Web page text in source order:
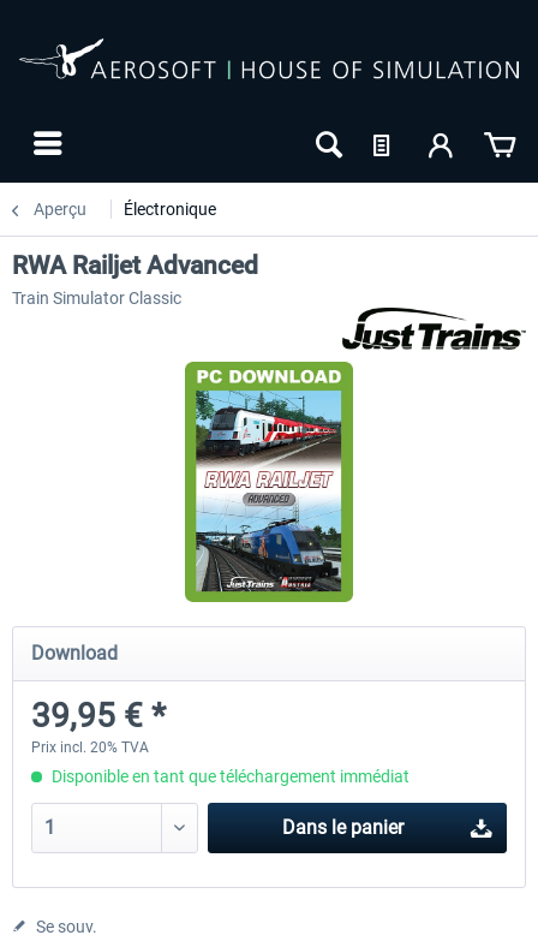
Aperçu Électronique
ICE 4 (Class 412)
35,24 € *
Stadler Flirt 3
RWA Railjet Advanced
Train Simulator Classic
Download
39,95 € *
Prix incl. 20% TVA
Disponible en tant que téléchargement immédiat
Dans le panier
Se souv.